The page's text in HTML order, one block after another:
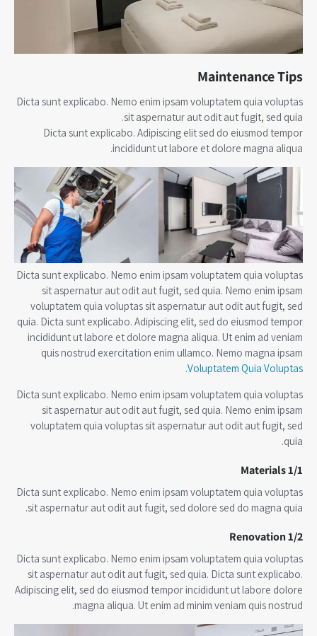
Maintenance Tips
Dicta sunt explicabo. Nemo enim ipsam voluptatem quia voluptas
sit aspernatur aut odit aut fugit, sed quia.
Dicta sunt explicabo. Adipiscing elit sed do eiusmod tempor
incididunt ut labore et dolore magna aliqua.
Dicta sunt explicabo. Nemo enim ipsam voluptatem quia voluptas
sit aspernatur aut odit aut fugit, sed quia. Nemo enim ipsam
voluptatem quia voluptas sit aspernatur aut odit aut fugit, sed
quia. Dicta sunt explicabo. Adipiscing elit, sed do eiusmod tempor
incididunt ut labore et dolore magna aliqua. Ut enim ad veniam
quis nostrud exercitation enim ullamco. Nemo magna ipsam
Voluptatem Quia Voluptas.
Dicta sunt explicabo. Nemo enim ipsam voluptatem quia voluptas
sit aspernatur aut odit aut fugit, sed quia. Nemo enim ipsam
voluptatem quia voluptas sit aspernatur aut odit aut fugit, sed
quia.
1/1 Materials
Dicta sunt explicabo. Nemo enim ipsam voluptatem quia voluptas
sit aspernatur aut odit aut fugit, sed dolore sed do magna quia.
1/2 Renovation
Dicta sunt explicabo. Nemo enim ipsam voluptatem quia voluptas
sit aspernatur aut odit aut fugit, sed quia. Dicta sunt explicabo.
Adipiscing elit, sed do eiusmod tempor incididunt ut labore dolore
magna aliqua. Ut enim ad minim veniam quis nostrud.